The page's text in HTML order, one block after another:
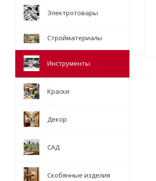
Электротовары
Стройматериалы
Инструменты
Краски
Декор
САД
Скобянные изделия